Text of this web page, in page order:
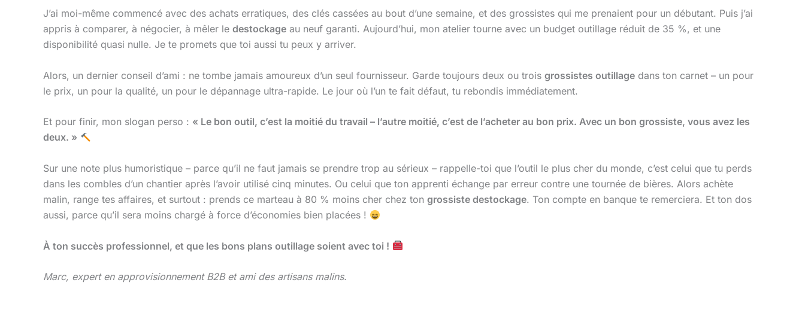
J’ai moi-même commencé avec des achats erratiques, des clés cassées au bout d’une semaine, et des grossistes qui me prenaient pour un débutant. Puis j’ai
appris à comparer, à négocier, à mêler le destockage au neuf garanti. Aujourd’hui, mon atelier tourne avec un budget outillage réduit de 35 %, et une
disponibilité quasi nulle. Je te promets que toi aussi tu peux y arriver.
Alors, un dernier conseil d’ami : ne tombe jamais amoureux d’un seul fournisseur. Garde toujours deux ou trois grossistes outillage dans ton carnet – un pour
le prix, un pour la qualité, un pour le dépannage ultra-rapide. Le jour où l’un te fait défaut, tu rebondis immédiatement.
Et pour finir, mon slogan perso : « Le bon outil, c’est la moitié du travail – l’autre moitié, c’est de l’acheter au bon prix. Avec un bon grossiste, vous avez les
deux. »
Sur une note plus humoristique – parce qu’il ne faut jamais se prendre trop au sérieux – rappelle-toi que l’outil le plus cher du monde, c’est celui que tu perds
dans les combles d’un chantier après l’avoir utilisé cinq minutes. Ou celui que ton apprenti échange par erreur contre une tournée de bières. Alors achète
malin, range tes affaires, et surtout : prends ce marteau à 80 % moins cher chez ton grossiste destockage. Ton compte en banque te remerciera. Et ton dos
aussi, parce qu’il sera moins chargé à force d’économies bien placées !
À ton succès professionnel, et que les bons plans outillage soient avec toi !
Marc, expert en approvisionnement B2B et ami des artisans malins.